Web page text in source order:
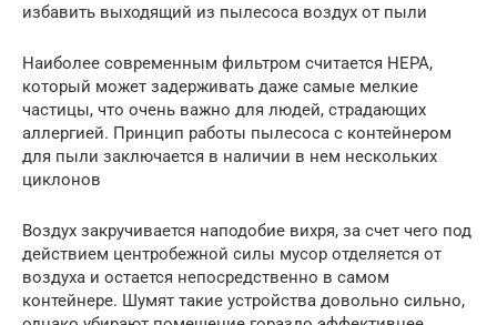
избавить выходящий из пылесоса воздух от пыли
Наиболее современным фильтром считается НЕРА,
который может задерживать даже самые мелкие
частицы, что очень важно для людей, страдающих
аллергией. Принцип работы пылесоса с контейнером
для пыли заключается в наличии в нем нескольких
циклонов
Воздух закручивается наподобие вихря, за счет чего под
действием центробежной силы мусор отделяется от
воздуха и остается непосредственно в самом
контейнере. Шумят такие устройства довольно сильно,